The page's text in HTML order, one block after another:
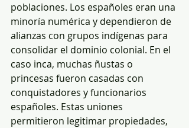
poblaciones. Los españoles eran una
minoría numérica y dependieron de
alianzas con grupos indígenas para
consolidar el dominio colonial. En el
caso inca, muchas ñustas o
princesas fueron casadas con
conquistadores y funcionarios
españoles. Estas uniones
permitieron legitimar propiedades,